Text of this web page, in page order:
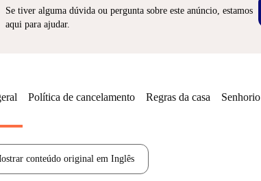
Se tiver alguma dúvida ou pergunta sobre este anúncio, estamos
aqui para ajudar.
Política de cancelamento Regras da casa Senhorio
conteúdo original em Inglês